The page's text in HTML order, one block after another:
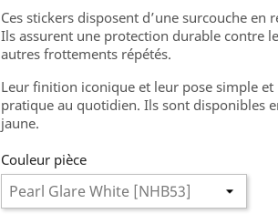
Ces stickers disposent d’une surcouche
Ils assurent une protection durable contre
autres frottements répétés.
Leur finition iconique et leur pose simple
pratique au quotidien. Ils sont disponibles
jaune.
Couleur pièce